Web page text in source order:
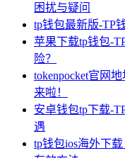
困扰与疑问
tp钱包最新版-TP
苹果下载tp钱包-
险？
tokenpocket官网
来啦！
安卓钱包tp下载-
遇
tp钱包ios海外下